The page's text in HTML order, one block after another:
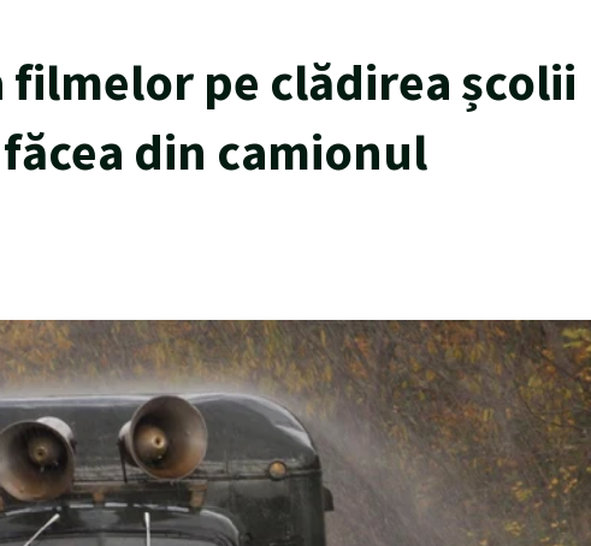
filmelor pe clădirea școlii
din camionul